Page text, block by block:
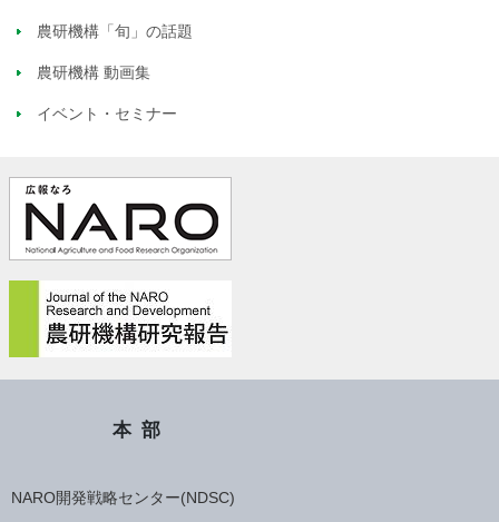
農研機構「旬」の話題
農研機構 動画集
イベント・セミナー
本部
NARO開発戦略センター(NDSC)